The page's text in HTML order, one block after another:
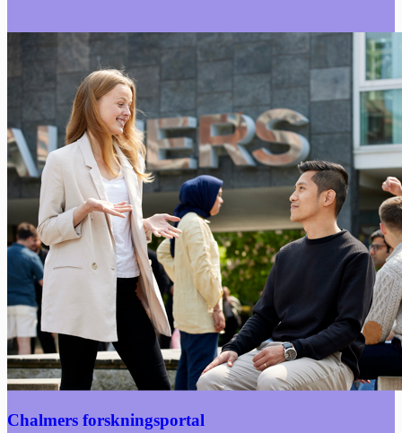
Chalmers forskningsportal